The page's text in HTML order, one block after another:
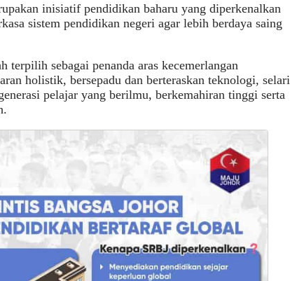
inisiatif pendidikan baharu yang diperkenalkan
sistem pendidikan negeri agar lebih berdaya saing
sebagai penanda aras kecemerlangan
holistik, bersepadu dan berteraskan teknologi, selari
pelajar yang berilmu, berkemahiran tinggi serta